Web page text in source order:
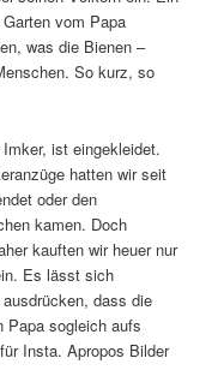
vom Papa
was die Bienen –
So kurz, so
ist eingekleidet.
hatten wir seit
oder den
kamen. Doch
kauften wir heuer nur
Es lässt sich
dass die
Papa sogleich aufs
Insta. Apropos Bilder